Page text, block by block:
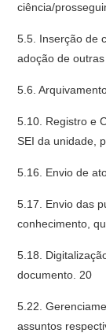
ciência/
5.5. Inserção de
adoção de
5.6.
5.10. Registro e
SEI da unidade,
5.16. Envio de
5.17. Envio das
conhecimento,
5.18.
documento. 20
5.22.
assuntos